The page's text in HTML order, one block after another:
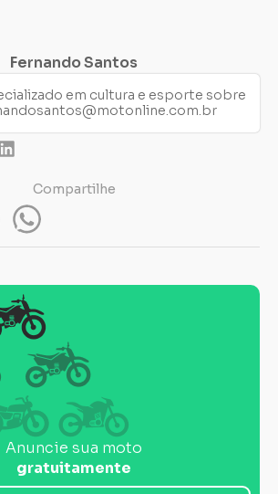
Fernando Santos
em cultura e esporte sobre
Compartilhe
Anuncie sua moto
gratuitamente